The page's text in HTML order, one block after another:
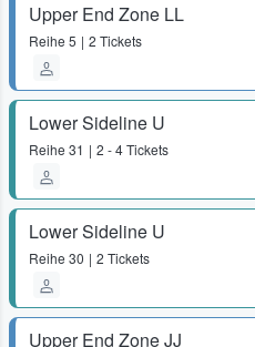
Upper End Zone LL
Reihe 5 2 Tickets
Lower Sideline U
Reihe 31 2 - 4 Tickets
Lower Sideline U
Reihe 30 2 Tickets
Upper End Zone JJ